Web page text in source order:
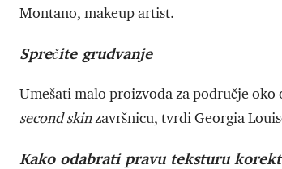
Montano, makeup artist.
Sprečite grudvanje
Umešati malo proizvoda za područje
second skinzavršnicu, tvrdi Georgia
Kako odabrati pravu teksturu